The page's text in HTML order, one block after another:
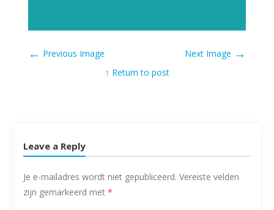
← Previous Image Next Image →
↑ Return to post
Leave a Reply
Je e-mailadres wordt niet gepubliceerd. Vereiste velden
zijn gemarkeerd met *